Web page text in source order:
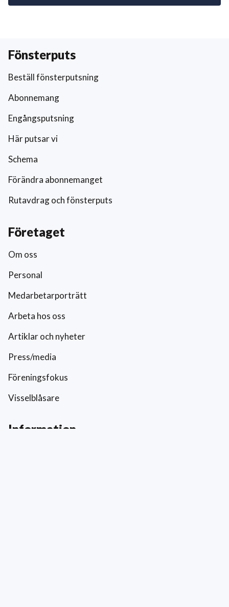
Fönsterputs
Beställ fönsterputsning
Abonnemang
Engångsputsning
Här putsar vi
Schema
Förändra abonnemanget
Rutavdrag och fönsterputs
Företaget
Om oss
Personal
Medarbetarporträtt
Arbeta hos oss
Artiklar och nyheter
Press/media
Föreningsfokus
Visselblåsare
Information